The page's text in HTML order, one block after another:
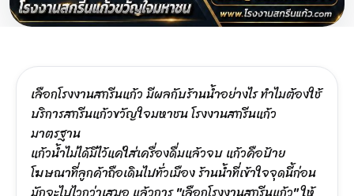
เลือกโรงงานสกรีนแก้ว มีผลกับร้านน้ำอย่างไร ทำไมต้องใช้
บริการสกรีนแก้วขวัญใจมหาชน โรงงานสกรีนแก้ว
มาตรฐาน
แก้วน้ำไม่ได้มีไว้แค่ใส่เครื่องดื่มแล้วจบ แก้วคือป้าย
โฆษณาที่ลูกค้าถือเดินไปทั่วเมือง ร้านน้ำที่เข้าใจจุดนี้ก่อน